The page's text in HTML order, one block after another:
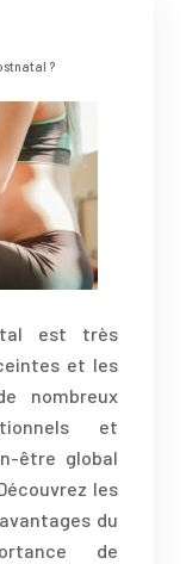
?
est très
et les
nombreux
et
être global
les
du
de